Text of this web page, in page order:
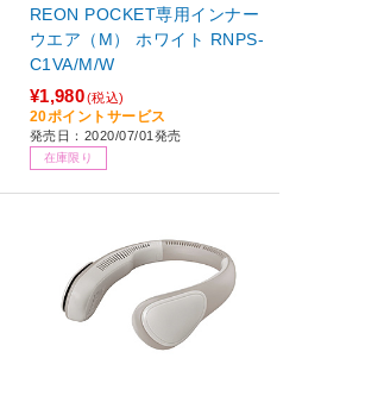
REON POCKET専用インナー
ウエア（M） ホワイト RNPS-
C1VA/M/W
¥1,980(税込)
20ポイントサービス
発売日：2020/07/01発売
在庫限り